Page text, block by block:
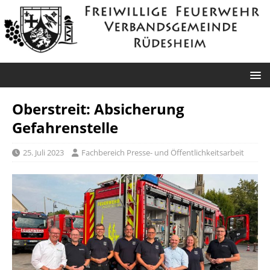
Oberstreit: Absicherung
Gefahrenstelle
25. Juli 2023 Fachbereich Presse- und Öffentlichkeitsarbeit